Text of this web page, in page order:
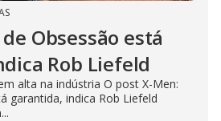
Obsessão está
Rob Liefeld
alta na indústria O post X-Men:
garantida, indica Rob Liefeld